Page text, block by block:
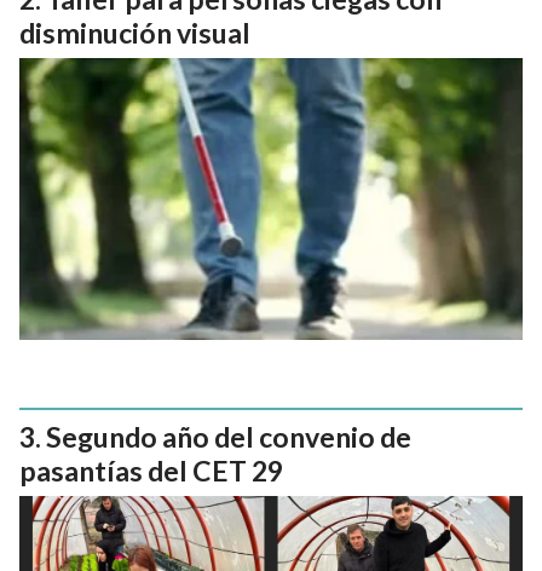
disminución visual
Segundo año del convenio de
pasantías del CET 29